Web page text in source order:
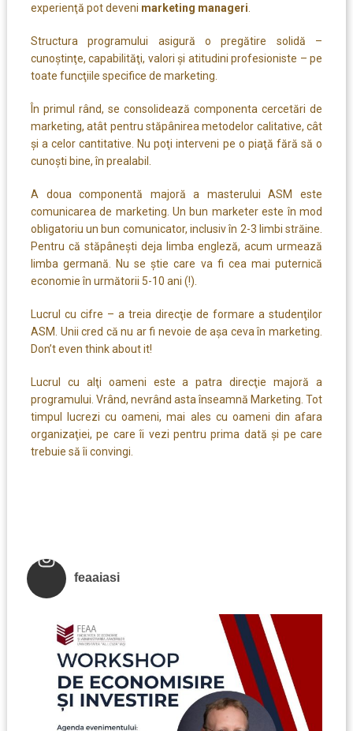
experienţă pot deveni marketing manageri
Structura programului asigură o pregătire solidă –
cunoştinţe, capabilităţi, valori şi atitudini profesioniste – pe
toate funcţiile specifice de marketing.
În primul rând, se consolidează componenta cercetări de
marketing, atât pentru stăpânirea metodelor calitative, cât
şi a celor cantitative. Nu poţi interveni pe o piaţă fără să o
cunoşti bine, în prealabil.
A doua componentă majoră a masterului ASM este
comunicarea de marketing. Un bun marketer este în mod
obligatoriu un bun comunicator, inclusiv în 2-3 limbi străine.
Pentru că stăpâneşti deja limba engleză, acum urmează
limba germană. Nu se ştie care va fi cea mai puternică
economie în următorii 5-10 ani (!).
Lucrul cu cifre – a treia direcţie de formare a studenţilor
ASM. Unii cred că nu ar fi nevoie de aşa ceva în marketing.
Don’t even think about it!
Lucrul cu alţi oameni este a patra direcţie majoră a
programului. Vrând, nevrând asta înseamnă Marketing. Tot
timpul lucrezi cu oameni, mai ales cu oameni din afara
organizaţiei, pe care îi vezi pentru prima dată şi pe care
trebuie să îi convingi.
feaaiasi